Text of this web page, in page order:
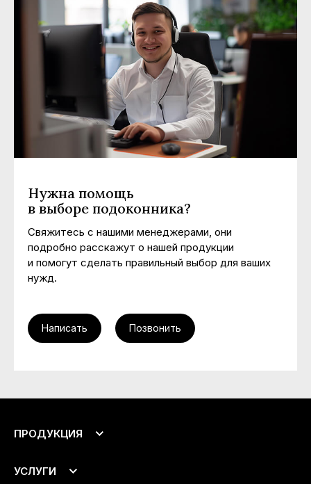
Нужна помощь
в выборе подоконника?
Свяжитесь с нашими менеджерами, они
подробно расскажут о нашей продукции
и помогут сделать правильный выбор для ваших
нужд.
Написать Позвонить
ПРОДУКЦИЯ
Откосы
УСЛУГИ